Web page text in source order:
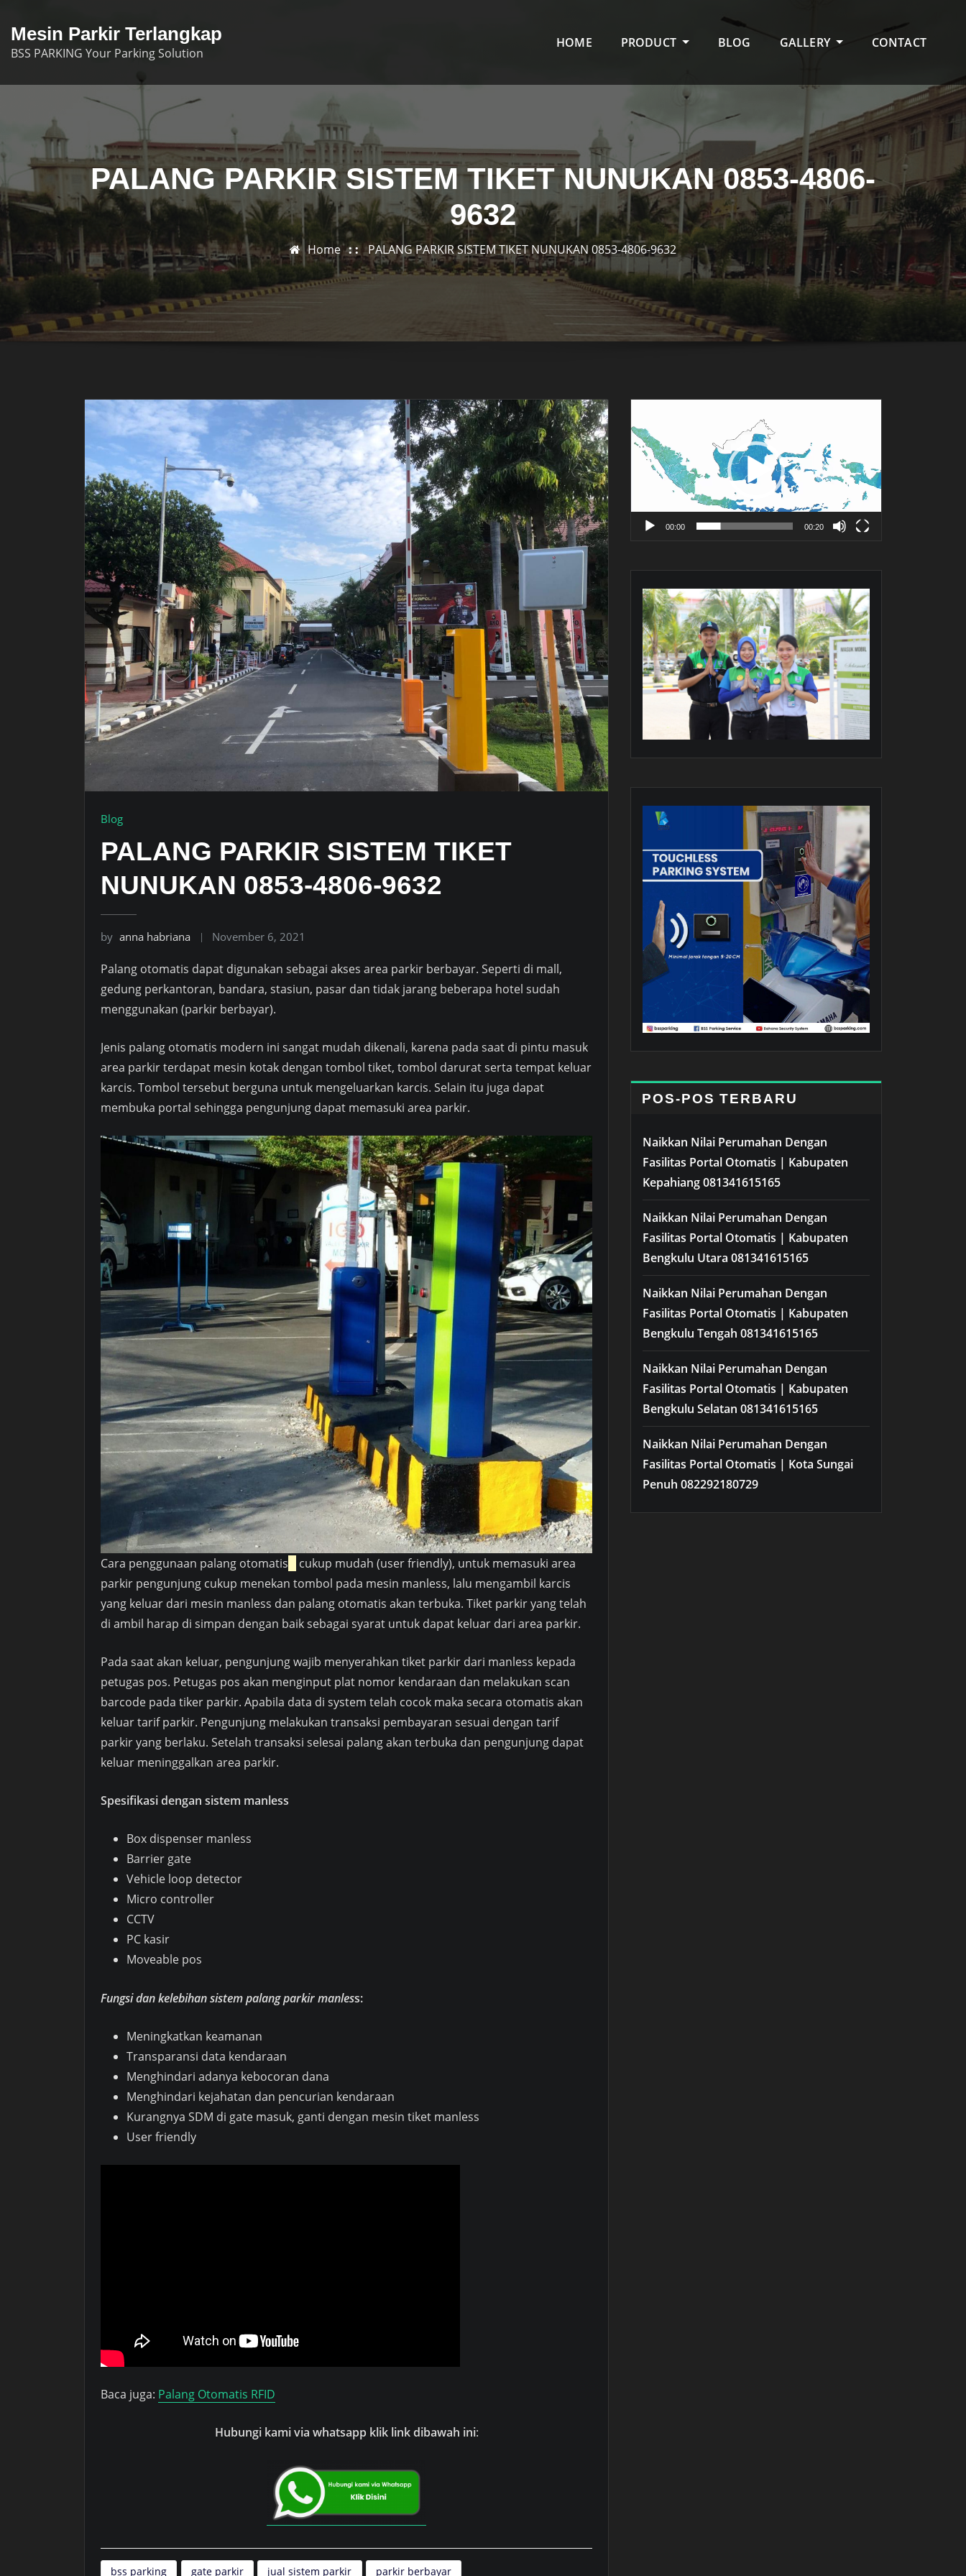
content
Mesin Parkir Terlangkap
BSS PARKING Your Parking Solution
HOME PRODUCT BLOG GALLERY CONTACT
PALANG PARKIR SISTEM TIKET NUNUKAN 0853-4806-
9632
Home PALANG PARKIR SISTEM TIKET NUNUKAN 0853-4806-9632
Blog
PALANG PARKIR SISTEM TIKET
NUNUKAN 0853-4806-9632
by anna habriana November 6, 2021
Palang otomatis dapat digunakan sebagai akses area parkir berbayar. Seperti di mall,
gedung perkantoran, bandara, stasiun, pasar dan tidak jarang beberapa hotel sudah
menggunakan (parkir berbayar).
Jenis palang otomatis modern ini sangat mudah dikenali, karena pada saat di pintu masuk
area parkir terdapat mesin kotak dengan tombol tiket, tombol darurat serta tempat keluar
karcis. Tombol tersebut berguna untuk mengeluarkan karcis. Selain itu juga dapat
membuka portal sehingga pengunjung dapat memasuki area parkir.
Cara penggunaan palang otomatis
cukup mudah (user friendly), untuk memasuki area
parkir pengunjung cukup menekan tombol pada mesin manless, lalu mengambil karcis
yang keluar dari mesin manless dan palang otomatis akan terbuka. Tiket parkir yang telah
di ambil harap di simpan dengan baik sebagai syarat untuk dapat keluar dari area parkir.
Pada saat akan keluar, pengunjung wajib menyerahkan tiket parkir dari manless kepada
petugas pos. Petugas pos akan menginput plat nomor kendaraan dan melakukan scan
barcode pada tiker parkir. Apabila data di system telah cocok maka secara otomatis akan
keluar tarif parkir. Pengunjung melakukan transaksi pembayaran sesuai dengan tarif
parkir yang berlaku. Setelah transaksi selesai palang akan terbuka dan pengunjung dapat
keluar meninggalkan area parkir.
Spesifikasi dengan sistem manless
Box dispenser manless
Barrier gate
Vehicle loop detector
Micro controller
CCTV
PC kasir
Moveable pos
Fungsi dan kelebihan sistem palang parkir manless:
Meningkatkan keamanan
Transparansi data kendaraan
Menghindari adanya kebocoran dana
Menghindari kejahatan dan pencurian kendaraan
Kurangnya SDM di gate masuk, ganti dengan mesin tiket manless
User friendly
Baca juga: Palang Otomatis RFID
Hubungi kami via whatsapp klik link dibawah ini:
bss parking gate parkir jual sistem parkir parkir berbayar
Video
00:00 00:20
POS-POS TERBARU
Naikkan Nilai Perumahan Dengan
Fasilitas Portal Otomatis | Kabupaten
Kepahiang 081341615165
Naikkan Nilai Perumahan Dengan
Fasilitas Portal Otomatis | Kabupaten
Bengkulu Utara 081341615165
Naikkan Nilai Perumahan Dengan
Fasilitas Portal Otomatis | Kabupaten
Bengkulu Tengah 081341615165
Naikkan Nilai Perumahan Dengan
Fasilitas Portal Otomatis | Kabupaten
Bengkulu Selatan 081341615165
Naikkan Nilai Perumahan Dengan
Fasilitas Portal Otomatis | Kota Sungai
Penuh 082292180729